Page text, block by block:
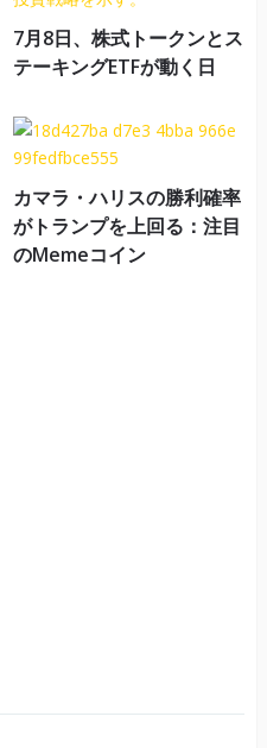
7月8日、株式トークンとス
テーキングETFが動く日
カマラ・ハリスの勝利確率
がトランプを上回る：注目
のMemeコイン